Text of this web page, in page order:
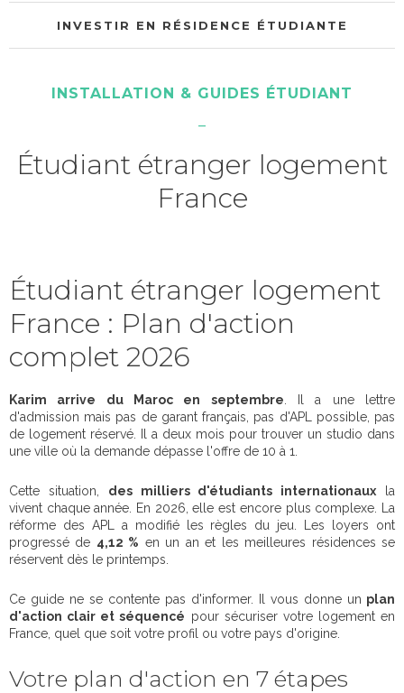
INVESTIR EN RÉSIDENCE ÉTUDIANTE
INSTALLATION & GUIDES ÉTUDIANT
Étudiant étranger logement
France
Étudiant étranger logement
France : Plan d'action
complet 2026
Karim arrive du Maroc en septembre . Il a une lettre
d'admission mais pas de garant français, pas d'APL possible, pas
de logement réservé. Il a deux mois pour trouver un studio dans
une ville où la demande dépasse l'offre de 10 à 1.
Cette situation, des milliers d'étudiants internationaux la
vivent chaque année. En 2026, elle est encore plus complexe. La
réforme des APL a modifié les règles du jeu. Les loyers ont
progressé de 4,12 % en un an et les meilleures résidences se
réservent dès le printemps.
Ce guide ne se contente pas d'informer. Il vous donne un plan
d'action clair et séquencé pour sécuriser votre logement en
France, quel que soit votre profil ou votre pays d'origine.
Votre plan d'action en 7 étapes